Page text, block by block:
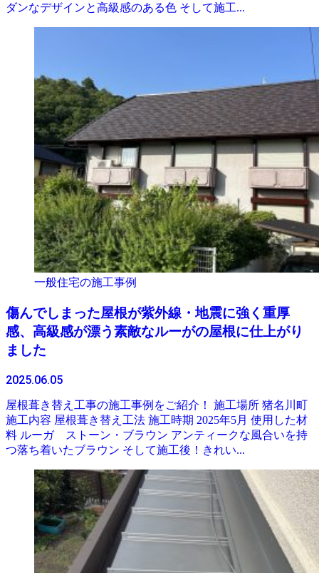
ダンなデザインと高級感のある色 そして施工...
一般住宅の施工事例
傷んでしまった屋根が紫外線・地震に強く重厚
感、高級感が漂う素敵なルーがの屋根に仕上がり
ました
2025.06.05
屋根葺き替え工事の施工事例をご紹介！ 施工場所 猪名川町
施工内容 屋根葺き替え工法 施工時期 2025年5月 使用した材
料 ルーガ ストーン・ブラウン アンティークな風合いを持
つ落ち着いたブラウン そして施工後！きれい...